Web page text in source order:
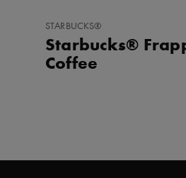
ZU
HINZUFÜGEN
STARBUCKS®
Starbucks®
Coffee